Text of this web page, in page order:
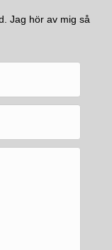
Jag hör av mig så